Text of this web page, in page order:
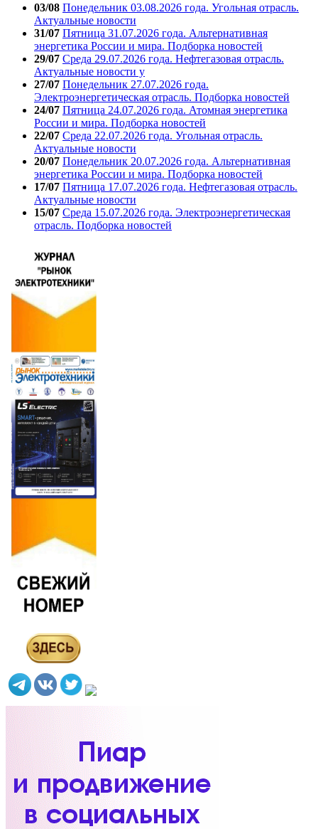
03/08 Понедельник 03.08.2026 года. Угольная отрасль.
Актуальные новости
31/07 Пятница 31.07.2026 года. Альтернативная
энергетика России и мира. Подборка новостей
29/07 Среда 29.07.2026 года. Нефтегазовая отрасль.
Актуальные новости у
27/07 Понедельник 27.07.2026 года.
Электроэнергетическая отрасль. Подборка новостей
24/07 Пятница 24.07.2026 года. Атомная энергетика
России и мира. Подборка новостей
22/07 Среда 22.07.2026 года. Угольная отрасль.
Актуальные новости
20/07 Понедельник 20.07.2026 года. Альтернативная
энергетика России и мира. Подборка новостей
17/07 Пятница 17.07.2026 года. Нефтегазовая отрасль.
Актуальные новости
15/07 Среда 15.07.2026 года. Электроэнергетическая
отрасль. Подборка новостей